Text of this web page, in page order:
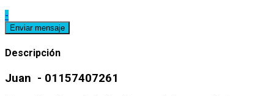
-
Enviar mensaje
Descripción
Juan - 01157407261